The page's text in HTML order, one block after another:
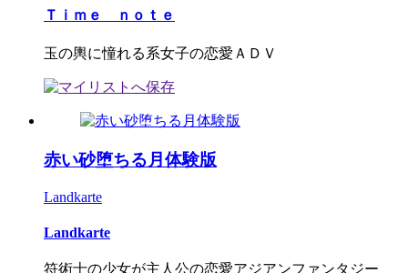
Ｔｉｍｅ ｎｏｔｅ
玉の輿に憧れる系女子の恋愛ＡＤＶ
赤い砂堕ちる月体験版
Landkarte
Landkarte
符術士の少女が主人公の恋愛アジアンファンタジー